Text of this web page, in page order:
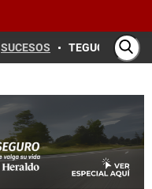
SUCESOS TEGUCIGALPA